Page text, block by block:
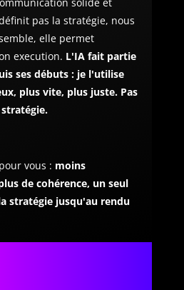
pas la stratégie, nous
elle permet
execution. L'IA fait partie
ses débuts : je l'utilise
plus vite, plus juste. Pas
vous : moins
de cohérence, un seul
stratégie jusqu'au rendu